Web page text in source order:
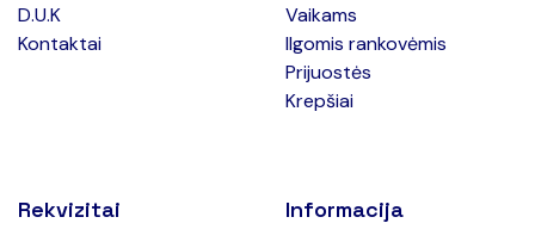
D.U.K
Kontaktai
Vaikams
Ilgomis rankovėmis
Prijuostės
Krepšiai
Rekvizitai Informacija